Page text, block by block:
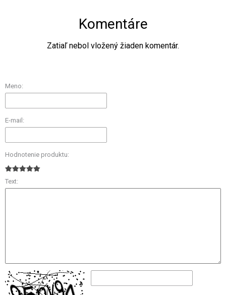
Komentáre
Zatiaľ nebol vložený žiaden komentár.
Meno:
E-mail:
Hodnotenie produktu:
Text: